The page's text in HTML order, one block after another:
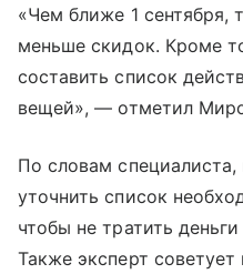
«Чем ближе 1 сентября,
меньше скидок. Кроме
составить список
вещей», — отметил
По словам
уточнить список
чтобы не тратить
Также эксперт советует